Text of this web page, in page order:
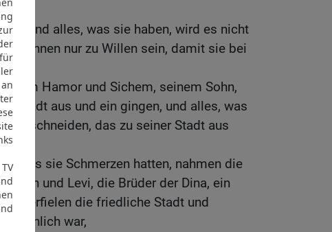
und alles, was sie haben, wird es nicht
wir ihnen nur zu Willen sein, damit sie bei
dem Hamor und Sichem, seinem Sohn,
Stadt aus und ein gingen, und alles, was
beschneiden, das zu seiner Stadt aus
als sie Schmerzen hatten, nahmen die
und Levi, die Brüder der Dina, ein
überfielen die friedliche Stadt und
männlich war,